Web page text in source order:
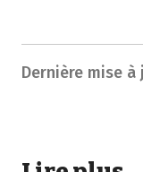
Dernière mise à